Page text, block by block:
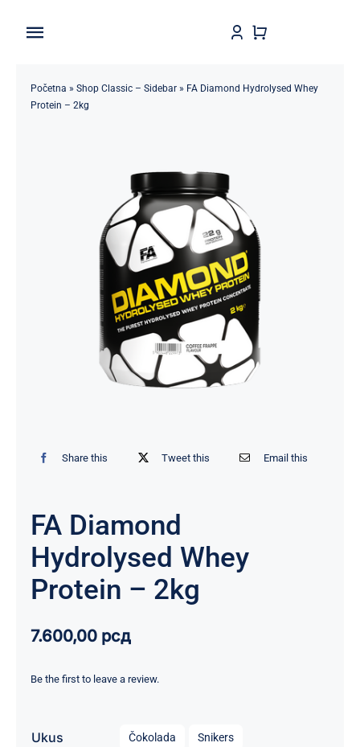
Toggle
Home
POPUSTI 5-50%
Početna » Shop Classic – Sidebar» FA Diamond Hydrolysed Whey
Protein – 2kg
Share this Tweet this Email this
FA Diamond
Hydrolysed Whey
Protein – 2kg
7.600,00 рсд
Be the first to leave a review.
Ukus Čokolada Snikers